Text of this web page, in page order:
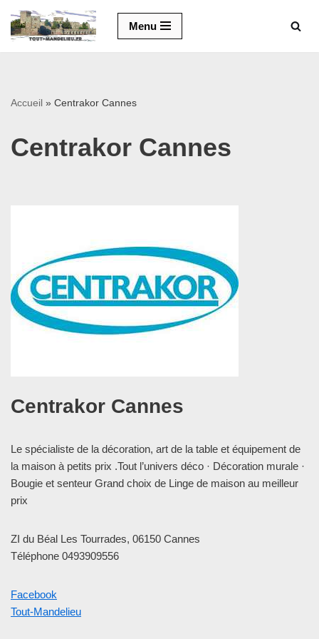
Aller
Menu
Accueil » Centrakor Cannes
Centrakor Cannes
Centrakor Cannes
Le spécialiste de la décoration, art de la table et équipement de
la maison à petits prix .Tout l’univers déco · Décoration murale ·
Bougie et senteur Grand choix de Linge de maison au meilleur
prix
ZI du Béal Les Tourrades, 06150 Cannes
Téléphone 0493909556
Facebook
Tout-Mandelieu